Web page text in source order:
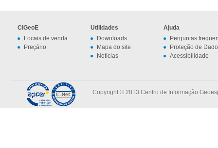
CIGeoE
Locais de venda
Preçário
Utilidades
Downloads
Mapa do site
Notícias
Ajuda
Perguntas
Proteção de
Acessibilidade
Copyright © 2013 Centro de Informação